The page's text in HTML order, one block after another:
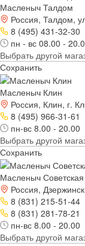
Масленыч Талдом
Россия, Талдом,
8 (495) 431-32-30
пн - вс 08.00 -
Выбрать другой
Сохранить
Масленыч Клин
Россия, Клин, г.
8 (495) 966-31-61
пн-вс 8.00 - 20.00
Выбрать другой
Сохранить
Масленыч Советская
Россия,
8 (831) 215-51-44
8 (831) 281-78-21
пн-вс 8.00 - 20.00
Выбрать другой